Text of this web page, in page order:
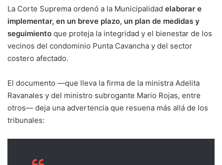
La Corte Suprema ordenó a la Municipalidad elaborar e
implementar, en un breve plazo, un plan de medidas y
seguimiento que proteja la integridad y el bienestar de los
vecinos del condominio Punta Cavancha y del sector
costero afectado.
El documento —que lleva la firma de la ministra Adelita
Ravanales y del ministro subrogante Mario Rojas, entre
otros— deja una advertencia que resuena más allá de los
tribunales: